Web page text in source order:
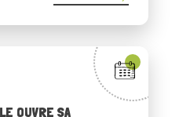
internationale. Le 28
Charte collective […]
OUVRE SA